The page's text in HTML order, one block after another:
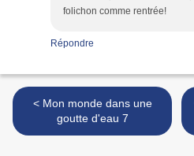
folichon comme rentrée!
Répondre
< Mon monde dans une
goutte d'eau 7